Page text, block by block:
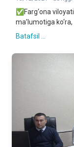
✅Farg‘ona
ma’lumotiga
Batafsil ...